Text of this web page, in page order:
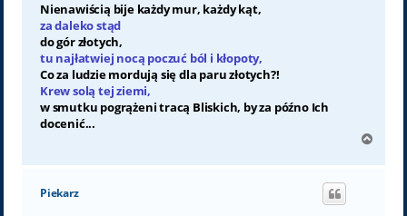
Nienawiścią bije każdy mur, każdy kąt,
za daleko stąd
do gór złotych,
tu najłatwiej nocą poczuć ból i kłopoty,
Co za ludzie mordują się dla paru złotych?!
Krew solą tej ziemi,
w smutku pogrążeni tracą Bliskich, by za późno Ich
docenić...
g
Piekarz